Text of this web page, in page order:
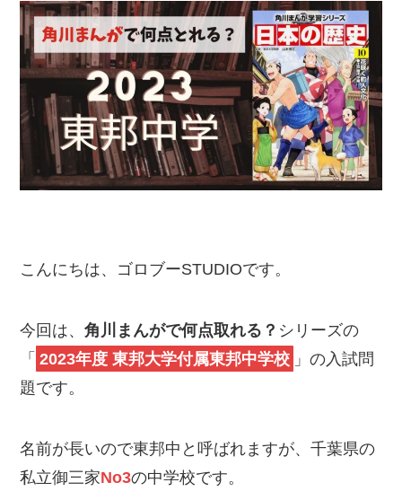
こんにちは、ゴロブーSTUDIOです。
今回は、角川まんがで何点取れる？ シリーズの
「 2023年度 東邦大学付属東邦中学校 」の入試問
題です。
名前が長いので東邦中と呼ばれますが、千葉県の
私立御三家No3の中学校です。